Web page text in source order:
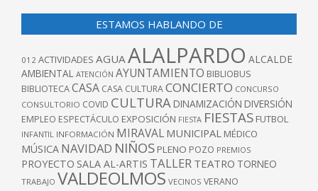
ESTAMOS HABLANDO DE
012 ACTIVIDADES AGUAALALPARDO ALCALDE
AMBIENTAL ATENCIÓN AYUNTAMIENTO BIBLIOBUS
BIBLIOTECACASA CASA CULTURACONCIERTO CONCURSO
CONSULTORIO COVID CULTURA DINAMIZACIÓN DIVERSIÓN
EMPLEO ESPECTÁCULO EXPOSICIÓN FIESTA FIESTAS FUTBOL
INFANTIL INFORMACIÓN MIRAVAL MUNICIPAL MÉDICO
MÚSICA NAVIDAD NIÑOS PLENO POZO PREMIOS
PROYECTO SALA AL-ARTIS TALLER TEATRO TORNEO
TRABAJO VALDEOLMOS VECINOS VERANO